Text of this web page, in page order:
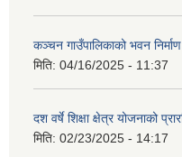
कञ्‍चन गाउँपालिकाको भवन
मिति: 04/16/2025 - 11:37
दश वर्षे शिक्षा क्षेत्र योजनाको
मिति: 02/23/2025 - 14:17